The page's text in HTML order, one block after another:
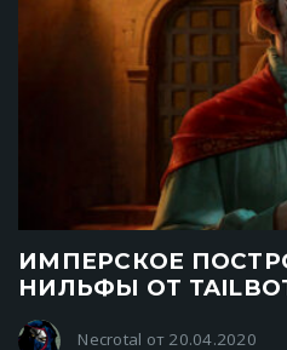
ИМПЕРСКОЕ
НИЛЬФЫ ОТ
Necrotal от 20.04.2020